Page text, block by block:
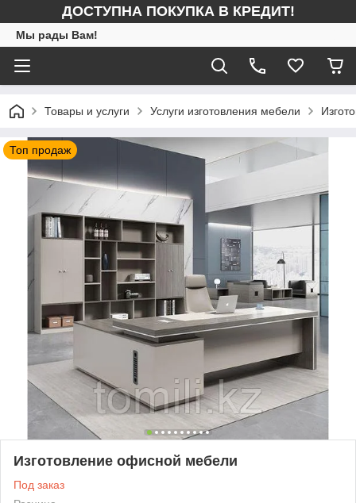
ДОСТУПНА ПОКУПКА В КРЕДИТ!
Мы рады Вам!
Товары и услуги Услуги изготовления мебели
Топ продаж
Изготовление офисной мебели
Под заказ